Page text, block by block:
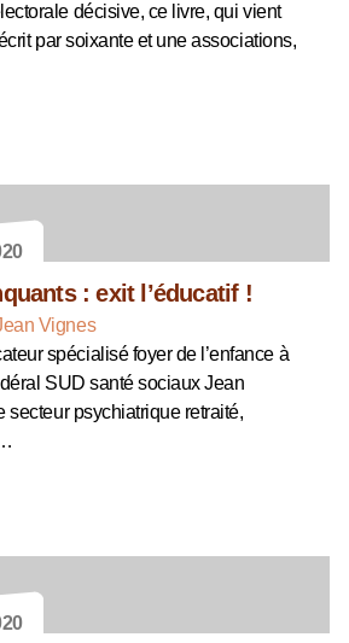
décisive, ce livre, qui vient
par soixante et une associations,
: exit l’éducatif !
Vignes
spécialisé foyer de l’enfance à
SUD santé sociaux Jean
secteur psychiatrique retraité,